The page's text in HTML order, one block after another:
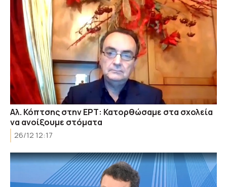
Αλ. Κόπτσης στην ΕΡΤ: Κατορθώσαμε στα σχολεία
να ανοίξουμε στόματα
26/12 12:17